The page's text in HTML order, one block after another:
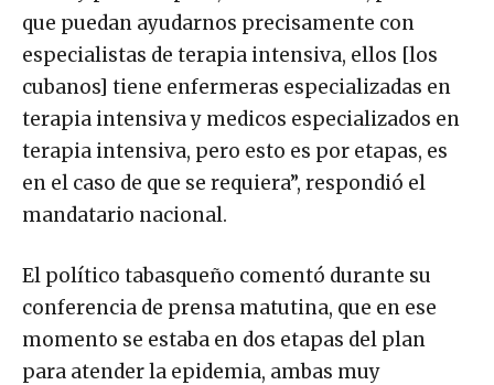
que puedan ayudarnos precisamente con
especialistas de terapia intensiva, ellos [los
cubanos] tiene enfermeras especializadas en
terapia intensiva y medicos especializados en
terapia intensiva, pero esto es por etapas, es
en el caso de que se requiera”, respondió el
mandatario nacional.
El político tabasqueño comentó durante su
conferencia de prensa matutina, que en ese
momento se estaba en dos etapas del plan
para atender la epidemia, ambas muy